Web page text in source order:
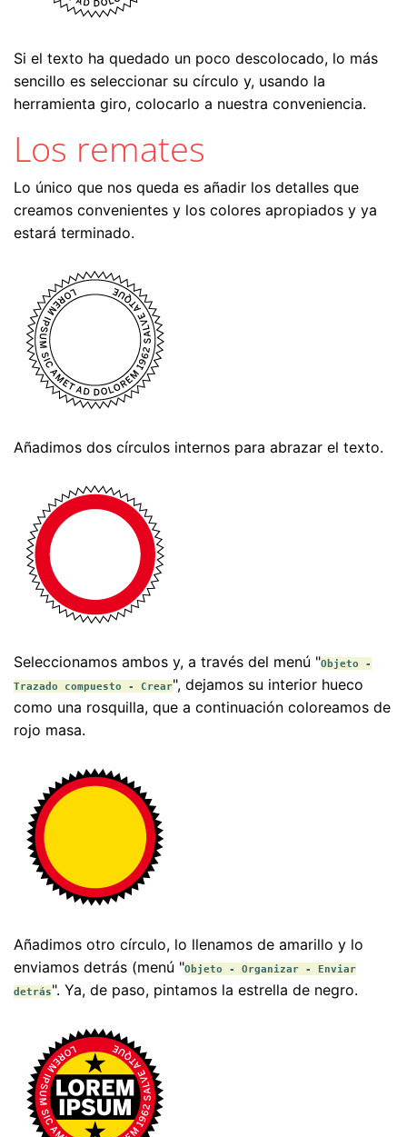
Si el texto ha quedado un poco descolocado, lo más
sencillo es seleccionar su círculo y, usando la
herramienta giro, colocarlo a nuestra conveniencia.
Los remates
Lo único que nos queda es añadir los detalles que
creamos convenientes y los colores apropiados y ya
estará terminado.
Añadimos dos círculos internos para abrazar el texto.
Seleccionamos ambos y, a través del menú "Objeto -
Trazado compuesto - Crear", dejamos su interior hueco
como una rosquilla, que a continuación coloreamos de
rojo masa.
Añadimos otro círculo, lo llenamos de amarillo y lo
enviamos detrás (menú "Objeto - Organizar - Enviar
detrás". Ya, de paso, pintamos la estrella de negro.